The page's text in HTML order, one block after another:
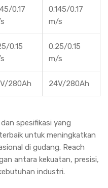
0.17
0.145/0.17
m/s
0.15
0.25/0.15
m/s
280Ah 24V/280Ah
spesifikasi yang
untuk meningkatkan
di gudang. Reach
antara kekuatan, presisi,
industri.